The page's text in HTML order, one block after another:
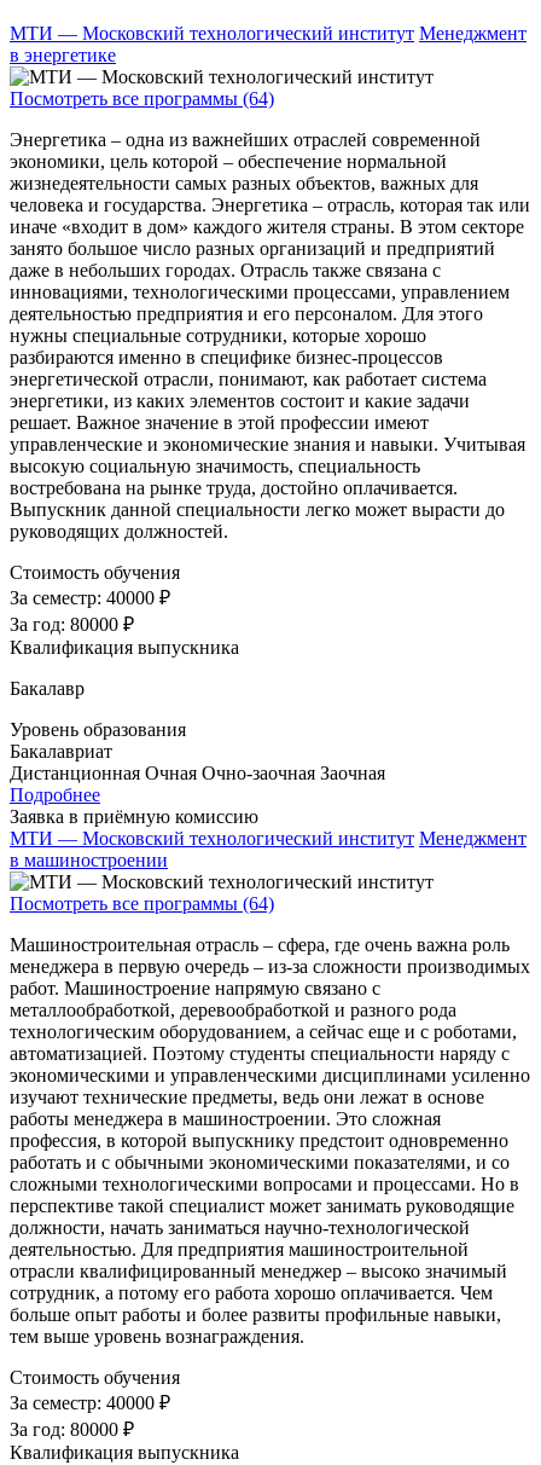
МТИ — Московский технологический институт Менеджмент
в энергетике
Посмотреть все программы (64)
Энергетика – одна из важнейших отраслей современной
экономики, цель которой – обеспечение нормальной
жизнедеятельности самых разных объектов, важных для
человека и государства. Энергетика – отрасль, которая так или
иначе «входит в дом» каждого жителя страны. В этом секторе
занято большое число разных организаций и предприятий
даже в небольших городах. Отрасль также связана с
инновациями, технологическими процессами, управлением
деятельностью предприятия и его персоналом. Для этого
нужны специальные сотрудники, которые хорошо
разбираются именно в специфике бизнес-процессов
энергетической отрасли, понимают, как работает система
энергетики, из каких элементов состоит и какие задачи
решает. Важное значение в этой профессии имеют
управленческие и экономические знания и навыки. Учитывая
высокую социальную значимость, специальность
востребована на рынке труда, достойно оплачивается.
Выпускник данной специальности легко может вырасти до
руководящих должностей.
Стоимость обучения
За семестр: 40000 ₽
За год: 80000 ₽
Квалификация выпускника
Бакалавр
Уровень образования
Бакалавриат
Дистанционная Очная Очно-заочная Заочная
Подробнее
Заявка в приёмную комиссию
МТИ — Московский технологический институт Менеджмент
в машиностроении
Посмотреть все программы (64)
Машиностроительная отрасль – сфера, где очень важна роль
менеджера в первую очередь – из-за сложности производимых
работ. Машиностроение напрямую связано с
металлообработкой, деревообработкой и разного рода
технологическим оборудованием, а сейчас еще и с роботами,
автоматизацией. Поэтому студенты специальности наряду с
экономическими и управленческими дисциплинами усиленно
изучают технические предметы, ведь они лежат в основе
работы менеджера в машиностроении. Это сложная
профессия, в которой выпускнику предстоит одновременно
работать и с обычными экономическими показателями, и со
сложными технологическими вопросами и процессами. Но в
перспективе такой специалист может занимать руководящие
должности, начать заниматься научно-технологической
деятельностью. Для предприятия машиностроительной
отрасли квалифицированный менеджер – высоко значимый
сотрудник, а потому его работа хорошо оплачивается. Чем
больше опыт работы и более развиты профильные навыки,
тем выше уровень вознаграждения.
Стоимость обучения
За семестр: 40000 ₽
За год: 80000 ₽
Квалификация выпускника